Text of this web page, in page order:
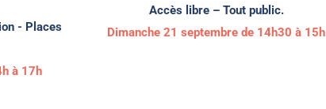
- Places
à 17h
Accès libre – Tout public.
Dimanche 21 septembre de 14h30 à 15h